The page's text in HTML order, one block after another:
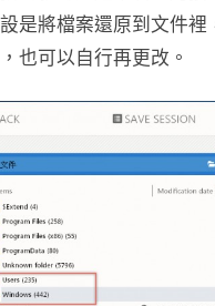
是將檔案還原到文件裡
也可以自行再更改。